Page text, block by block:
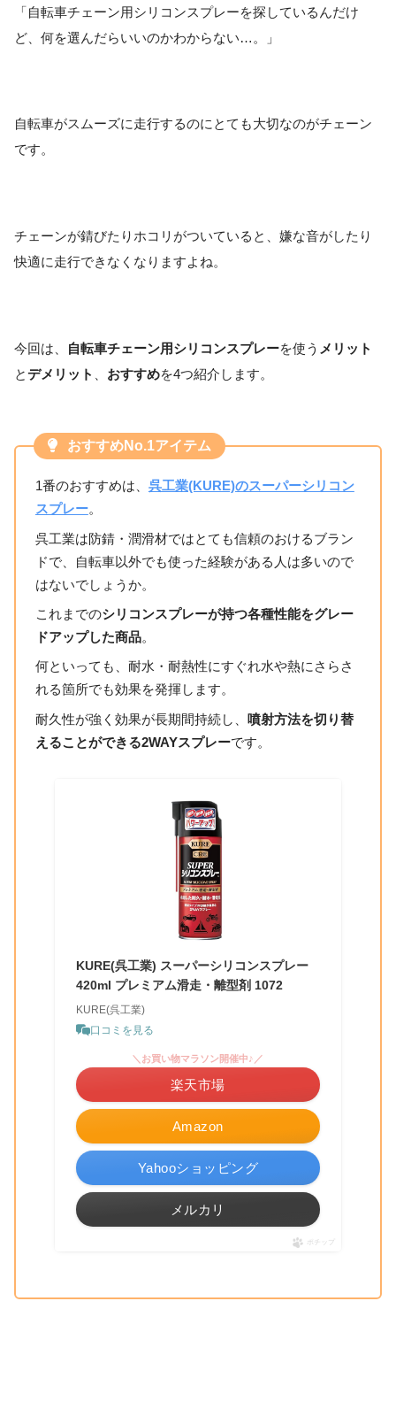
「自転車チェーン用シリコンスプレーを探しているんだけ
ど、何を選んだらいいのかわからない…。」
自転車がスムーズに走行するのにとても大切なのがチェーン
です。
チェーンが錆びたりホコリがついていると、嫌な音がしたり
快適に走行できなくなりますよね。
今回は、 自転車チェーン用シリコンスプレーを使う メリット
とデメリット おすすめを4つ紹介します。
おすすめNo.1アイテム
1番のおすすめは、 呉工業(KURE)のスーパーシリコン
スプレー。
呉工業は防錆・潤滑材ではとても信頼のおけるブラン
ドで、自転車以外でも使った経験がある人は多いので
はないでしょうか。
これまでのシリコンスプレーが持つ各種性能をグレー
ドアップした商品。
何といっても、耐水・耐熱性にすぐれ水や熱にさらさ
れる箇所でも効果を発揮します。
耐久性が強く効果が長期間持続し、 噴射方法を切り替
えることができる2WAYスプレーです。
KURE(呉工業) スーパーシリコンスプレー
420ml プレミアム滑走・離型剤 1072
KURE(呉工業)
口コミを見る
Amazon
＼お買い物マラソン開催中♪／
楽天市場
Yahooショッピング
メルカリ
ポチップ